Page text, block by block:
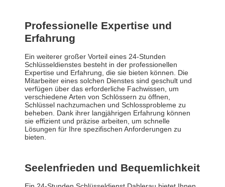
Professionelle Expertise und
Erfahrung
Ein weiterer großer Vorteil eines 24-Stunden
Schlüsseldienstes besteht in der professionellen
Expertise und Erfahrung, die sie bieten können. Die
Mitarbeiter eines solchen Dienstes sind geschult und
verfügen über das erforderliche Fachwissen, um
verschiedene Arten von Schlössern zu öffnen,
Schlüssel nachzumachen und Schlossprobleme zu
beheben. Dank ihrer langjährigen Erfahrung können
sie effizient und präzise arbeiten, um schnelle
Lösungen für Ihre spezifischen Anforderungen zu
bieten.
Seelenfrieden und Bequemlichkeit